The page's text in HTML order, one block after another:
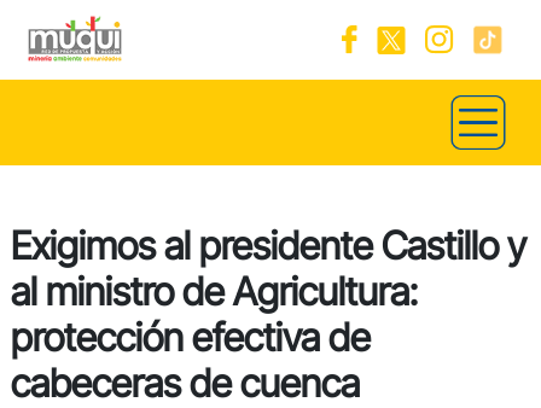
Exigimos al presidente Castillo y
al ministro de Agricultura:
protección efectiva de
cabeceras de cuenca